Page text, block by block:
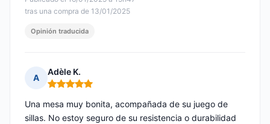
tras una compra de 13/01/2025
Opinión traducida
A
Adèle K.
Nota: 5 de 5
Una mesa muy bonita, acompañada de su juego de
sillas. No estoy seguro de su resistencia o durabilidad